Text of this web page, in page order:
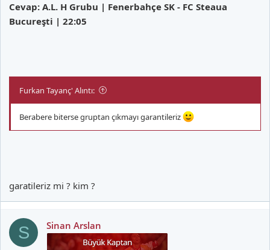
Cevap: A.L. H Grubu | Fenerbahçe SK - FC Steaua
Bucureşti | 22:05
Furkan Tayanç' Alıntı:
Berabere biterse gruptan çıkmayı garantileriz
garatileriz mi ? kim ?
S Sinan Arslan